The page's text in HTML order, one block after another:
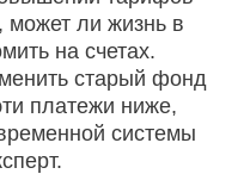
может ли жизнь в
на счетах.
старый фонд
платежи ниже,
системы